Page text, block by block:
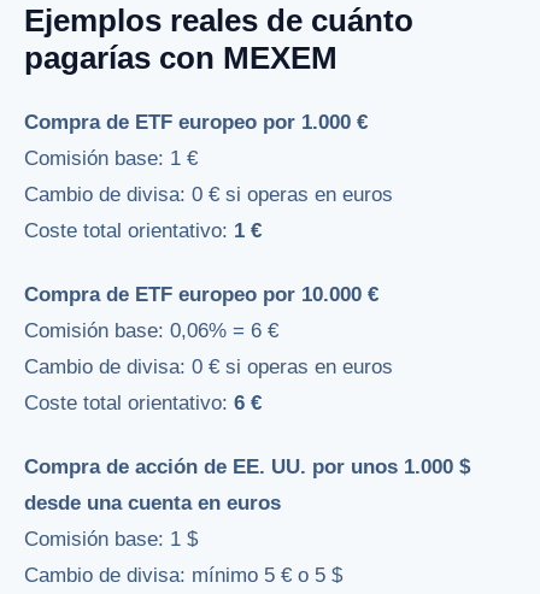
Ejemplos reales de cuánto
pagarías con MEXEM
Compra de ETF europeo por 1.000 €
Comisión base: 1 €
Cambio de divisa: 0 € si operas en euros
Coste total orientativo: 1 €
Compra de ETF europeo por 10.000 €
Comisión base: 0,06% = 6 €
Cambio de divisa: 0 € si operas en euros
Coste total orientativo: 6 €
Compra de acción de EE. UU. por unos 1.000 $
desde una cuenta en euros
Comisión base: 1 $
Cambio de divisa: mínimo 5 € o 5 $